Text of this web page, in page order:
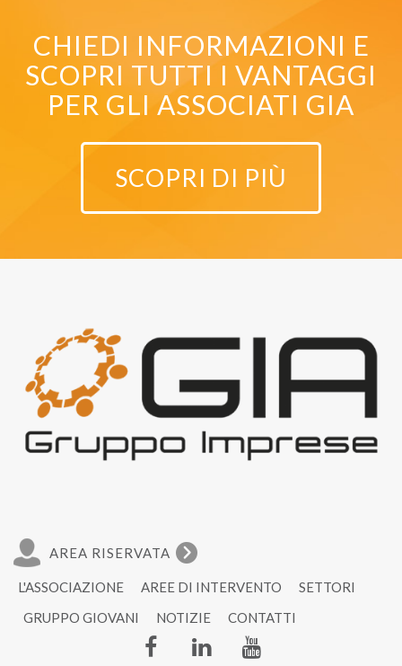
CHIEDI INFORMAZIONI E
SCOPRI TUTTI I VANTAGGI
PER GLI ASSOCIATI GIA
SCOPRI DI PIÙ
AREA RISERVATA
L'ASSOCIAZIONE AREE DI INTERVENTO
SETTORI
GRUPPO GIOVANI
NOTIZIE CONTATTI